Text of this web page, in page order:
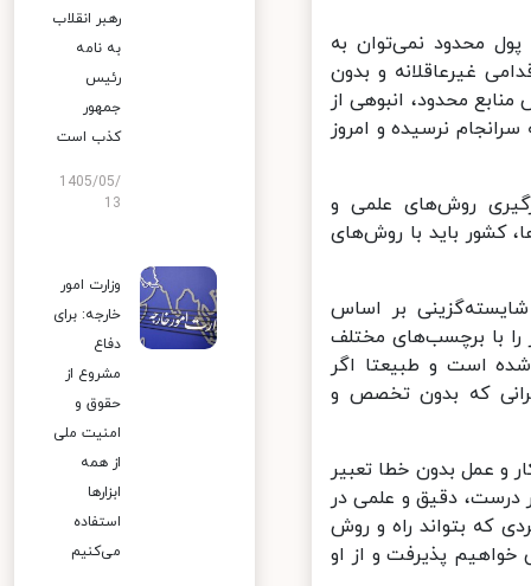
محدود نمی‌توان به
غیرعاقلانه و بدون
محدود،‌ انبوهی از
نرسیده و امروز
روش‌های علمی و
کشور باید با روش‌های
بر اساس
با برچسب‌های مختلف
است و طبیعتا اگر
که بدون تخصص و
و عمل بدون خطا تعبیر
دقیق و علمی در
که بتواند راه و روش
پذیرفت و از او
رهبر انقلاب
به نامه
رئیس
جمهور
کذب است
1405/05/
13
وزارت امور
خارجه: برای
دفاع
مشروع از
حقوق و
امنیت ملی
از همه
ابزارها
استفاده
می‌کنیم